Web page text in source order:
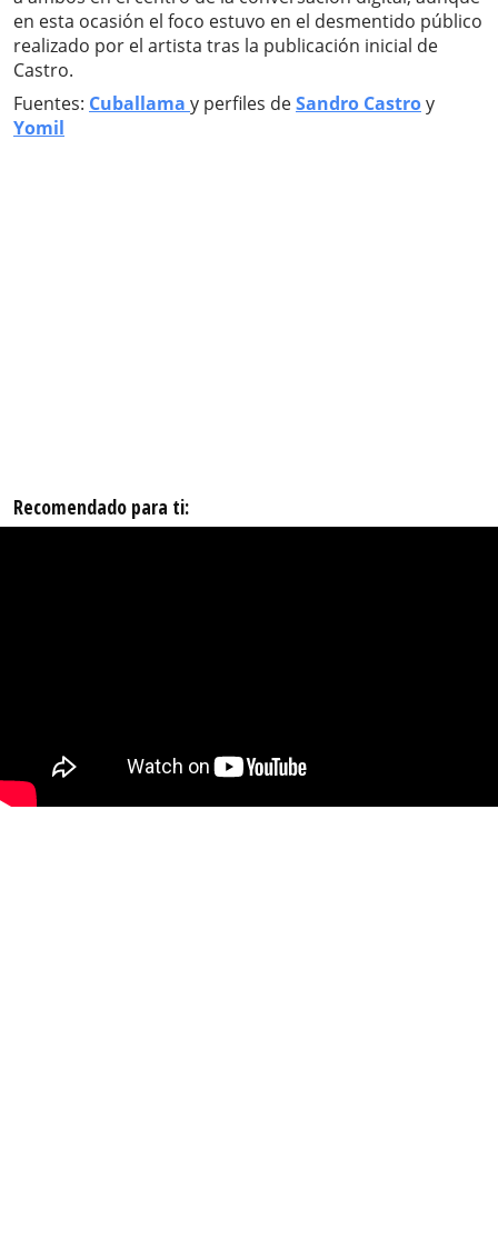
en esta ocasión el foco estuvo en el desmentido público
realizado por el artista tras la publicación inicial de
Castro.
Fuentes: Cuballama y perfiles deSandro Castroy
Yomil
Recomendado para ti: